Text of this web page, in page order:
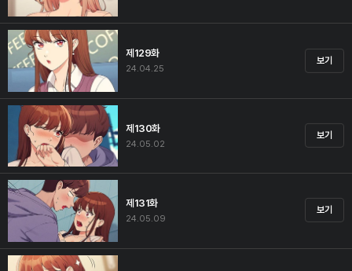
제129화
24.04.25
보기
제130화
24.05.02
보기
제131화
24.05.09
보기